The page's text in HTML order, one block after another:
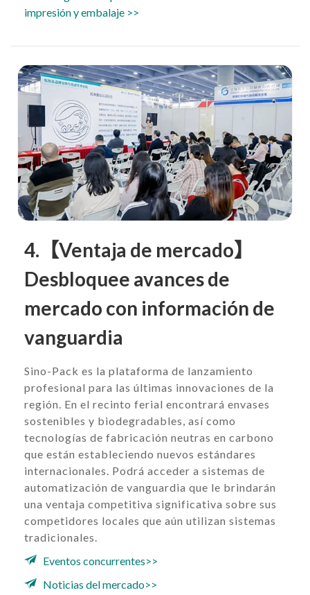
impresión y embalaje >>
4.【Ventaja de mercado】
Desbloquee avances de
mercado con información de
vanguardia
Sino-Pack es la plataforma de lanzamiento
profesional para las últimas innovaciones de la
región. En el recinto ferial encontrará envases
sostenibles y biodegradables, así como
tecnologías de fabricación neutras en carbono
que están estableciendo nuevos estándares
internacionales. Podrá acceder a sistemas de
automatización de vanguardia que le brindarán
una ventaja competitiva significativa sobre sus
competidores locales que aún utilizan sistemas
tradicionales.
Eventos concurrentes>>
Noticias del mercado>>